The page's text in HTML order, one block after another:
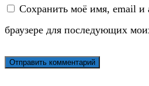
Сохранить моё имя, email и
браузере для последующих